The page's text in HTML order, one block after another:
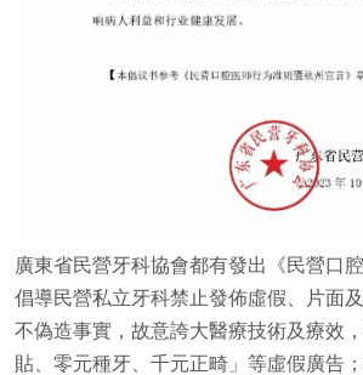
廣東省民營牙科協會都有發出《民營口
倡導民營私立牙科禁止發佈虛假、片面
不偽造事實，故意誇大醫療技術及療效
貼、零元種牙、千元正畸」等虛假廣告